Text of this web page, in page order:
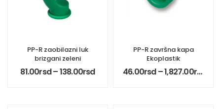
PP-R zaobilazni luk
brizgani zeleni
81.00rsd–138.00rsd
PP-R završna kapa
Ekoplastik
46.00rsd–1,827.00rsd